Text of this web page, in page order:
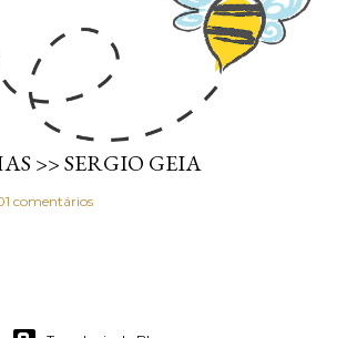
>> SERGIO GEIA
comentários